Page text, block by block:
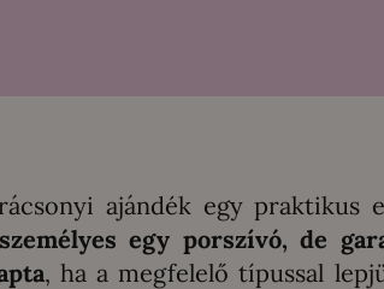
ajándék egy praktikus
egy porszívó, de
, ha a megfelelő típussal